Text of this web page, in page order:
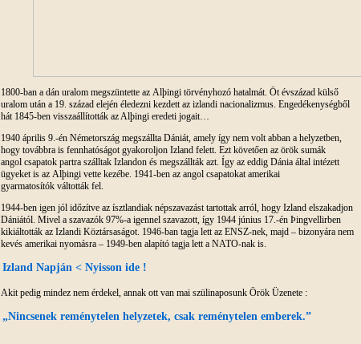
1800-ban a dán uralom megszüntette az Alþingi törvényhozó hatalmát. Öt évszázad külső
uralom után a 19. század elején éledezni kezdett az izlandi nacionalizmus. Engedékenységből
hát 1845-ben visszaállították az Alþingi eredeti jogait…
1940 április 9.-én Németország megszállta Dániát, amely így nem volt abban a helyzetben,
hogy továbbra is fennhatóságot gyakoroljon Izland felett. Ezt követően az örök sumák
angol csapatok partra szálltak Izlandon és megszállták azt. Így az eddig Dánia által intézett
ügyeket is az Alþingi vette kezébe. 1941-ben az angol csapatokat amerikai
gyarmatosítók váltották fel.
1944-ben igen jól időzítve az ísztlandiak népszavazást tartottak arról, hogy Izland elszakadjon
Dániától. Mivel a szavazók 97%-a igennel szavazott, így 1944 június 17.-én Þingvellirben
kikiáltották az Izlandi Köztársaságot. 1946-ban tagja lett az ENSZ-nek, majd – bizonyára nem
kevés amerikai nyomásra – 1949-ben alapító tagja lett a NATO-nak is.
Izland Napján < Nyisson ide !
Akit pedig mindez nem érdekel, annak ott van mai szülinaposunk Örök Üzenete :
„Nincsenek reménytelen helyzetek, csak reménytelen emberek.”